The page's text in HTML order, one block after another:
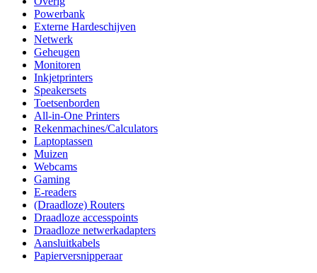
Powerbank
Externe Hardeschijven
Netwerk
Geheugen
Monitoren
Inkjetprinters
Speakersets
Toetsenborden
All-in-One Printers
Rekenmachines/Calculators
Laptoptassen
Muizen
Webcams
Gaming
E-readers
(Draadloze) Routers
Draadloze accesspoints
Draadloze netwerkadapters
Aansluitkabels
Papierversnipperaar